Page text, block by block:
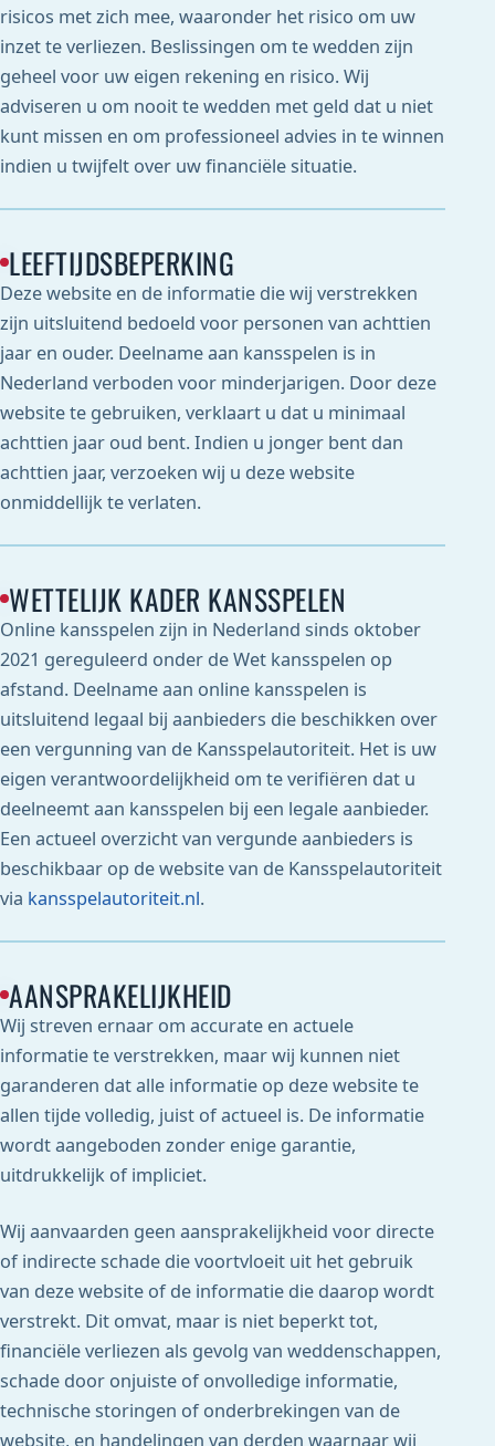
risicos met zich mee, waaronder het risico om uw
inzet te verliezen. Beslissingen om te wedden zijn
geheel voor uw eigen rekening en risico. Wij
adviseren u om nooit te wedden met geld dat u niet
kunt missen en om professioneel advies in te winnen
indien u twijfelt over uw financiële situatie.
LEEFTIJDSBEPERKING
Deze website en de informatie die wij verstrekken
zijn uitsluitend bedoeld voor personen van achttien
jaar en ouder. Deelname aan kansspelen is in
Nederland verboden voor minderjarigen. Door deze
website te gebruiken, verklaart u dat u minimaal
achttien jaar oud bent. Indien u jonger bent dan
achttien jaar, verzoeken wij u deze website
onmiddellijk te verlaten.
WETTELIJK KADER KANSSPELEN
Online kansspelen zijn in Nederland sinds oktober
2021 gereguleerd onder de Wet kansspelen op
afstand. Deelname aan online kansspelen is
uitsluitend legaal bij aanbieders die beschikken over
een vergunning van de Kansspelautoriteit. Het is uw
eigen verantwoordelijkheid om te verifiëren dat u
deelneemt aan kansspelen bij een legale aanbieder.
Een actueel overzicht van vergunde aanbieders is
beschikbaar op de website van de Kansspelautoriteit
via kansspelautoriteit.nl.
AANSPRAKELIJKHEID
Wij streven ernaar om accurate en actuele
informatie te verstrekken, maar wij kunnen niet
garanderen dat alle informatie op deze website te
allen tijde volledig, juist of actueel is. De informatie
wordt aangeboden zonder enige garantie,
uitdrukkelijk of impliciet.
Wij aanvaarden geen aansprakelijkheid voor directe
of indirecte schade die voortvloeit uit het gebruik
van deze website of de informatie die daarop wordt
verstrekt. Dit omvat, maar is niet beperkt tot,
financiële verliezen als gevolg van weddenschappen,
schade door onjuiste of onvolledige informatie,
technische storingen of onderbrekingen van de
website, en handelingen van derden waarnaar wij